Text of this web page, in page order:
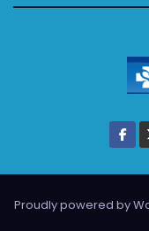
Proudly powered by